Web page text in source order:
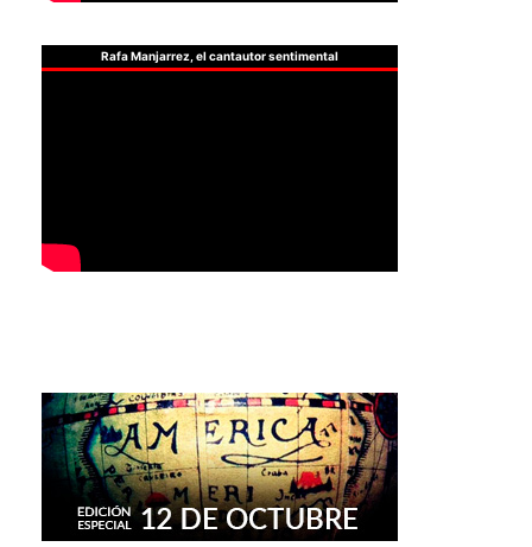
Rafa Manjarrez, el cantautor sentimental